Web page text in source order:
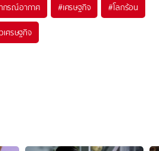
กรณ์อากาศ #เศรษฐกิจ #โลกร้อน
เศรษฐกิจ